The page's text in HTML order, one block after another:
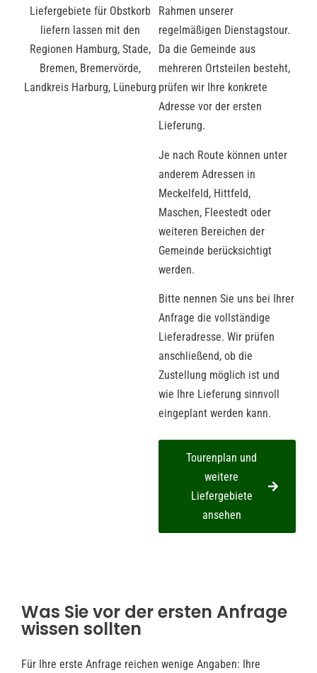
Rahmen unserer
regelmäßigen Dienstagstour.
Da die Gemeinde aus
mehreren Ortsteilen besteht,
prüfen wir Ihre konkrete
Adresse vor der ersten
Lieferung.
Je nach Route können unter
anderem Adressen in
Meckelfeld, Hittfeld,
Maschen, Fleestedt oder
weiteren Bereichen der
Gemeinde berücksichtigt
werden.
Bitte nennen Sie uns bei Ihrer
Anfrage die vollständige
Lieferadresse. Wir prüfen
anschließend, ob die
Zustellung möglich ist und
wie Ihre Lieferung sinnvoll
eingeplant werden kann.
Tourenplan und
weitere
Liefergebiete
ansehen
Was Sie vor der ersten Anfrage
wissen sollten
Für Ihre erste Anfrage reichen wenige Angaben: Ihre